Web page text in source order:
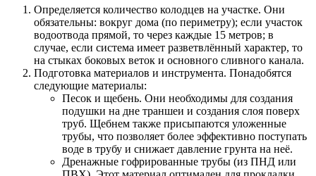
Определяется количество колодцев на участке. Они
обязательны: вокруг дома (по периметру); если участок
водоотвода прямой, то через каждые 15 метров; в
случае, если система имеет разветвлённый характер, то
на стыках боковых веток и основного сливного канала.
Подготовка материалов и инструмента. Понадобятся
следующие материалы:
Песок и щебень. Они необходимы для создания
подушки на дне траншеи и создания слоя поверх
труб. Щебнем также присыпаются уложенные
трубы, что позволяет более эффективно поступать
воде в трубу и снижает давление грунта на неё.
Дренажные гофрированные трубы (из ПНД или